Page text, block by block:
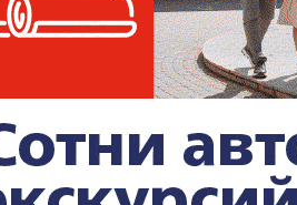
семье деньгами.
событий в режиме
новости» на Life.ru.